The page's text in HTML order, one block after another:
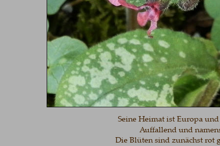
Seine Heimat ist Europa
Auffallend und
Die Blüten sind zunächst rot